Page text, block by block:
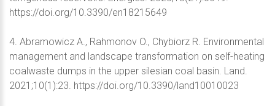
https://doi.org/10.3390/en18215649
4. Abramowicz A., Rahmonov O., Chybiorz R. Environmental
management and landscape transformation on self-heating
coalwaste dumps in the upper silesian coal basin. Land.
2021;10(1):23. https://doi.org/10.3390/land10010023